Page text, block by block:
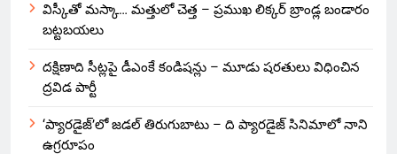
విస్కీతో మస్కా… మత్తులో చెత్త – ప్రముఖ లిక్కర్ బ్రాండ్ల బండారం
బట్టబయలు
దక్షిణాది సీట్లపై డీఎంకే కండిషన్లు – మూడు షరతులు విధించిన
ద్రవిడ పార్టీ
‘ప్యారడైజ్’లో జడల్ తిరుగుబాటు – ది ప్యారడైజ్ సినిమాలో నాని
ఉగ్రరూపం